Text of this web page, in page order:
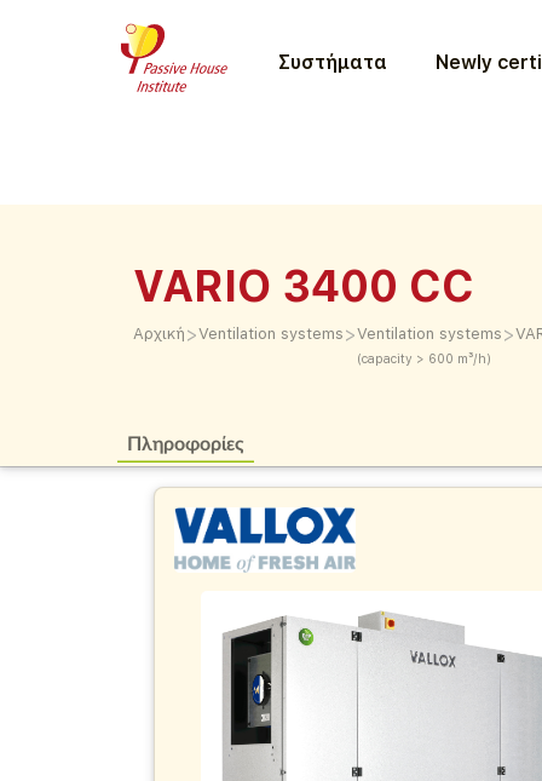
Συστήματα Newly
VARIO 3400 CC
Αρχική >Ventilation systems >Ventilation systems
(capacity > 600 m³/h)
>
Πληροφορίες